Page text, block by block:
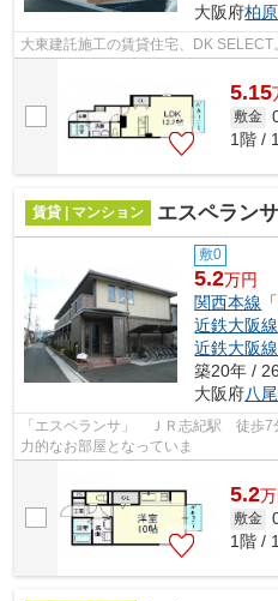
大阪府柏
大東建託施工の賃貸住宅、DK SELECT。
5.15
敷金
1階 /
賃貸 | マンション エスペランサ
敷0
5.2万円
関西本線 「
近鉄大阪線
近鉄大阪線
築20年 /
大阪府八
「エスペランサ」 ＪＲ志紀駅 徒歩7
力的なお部屋となっていま
5.2万
敷金
1階 /